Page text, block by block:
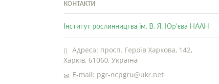
КОНТАКТИ
Інститут рослинництва ім. В. Я. Юр’єва НААН
Адреса: просп. Героїв Харкова, 142,
Харків, 61060, Україна
E-mail: pgr-ncpgru@ukr.net